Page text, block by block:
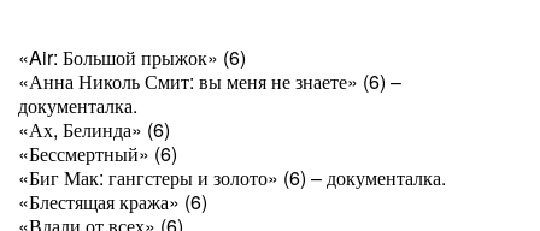
«Air: Большой прыжок» (6)
«Анна Николь Смит: вы меня не знаете» (6) –
документалка.
«Ах, Белинда» (6)
«Бессмертный» (6)
«Биг Мак: гангстеры и золото» (6) – документалка.
«Блестящая кража» (6)